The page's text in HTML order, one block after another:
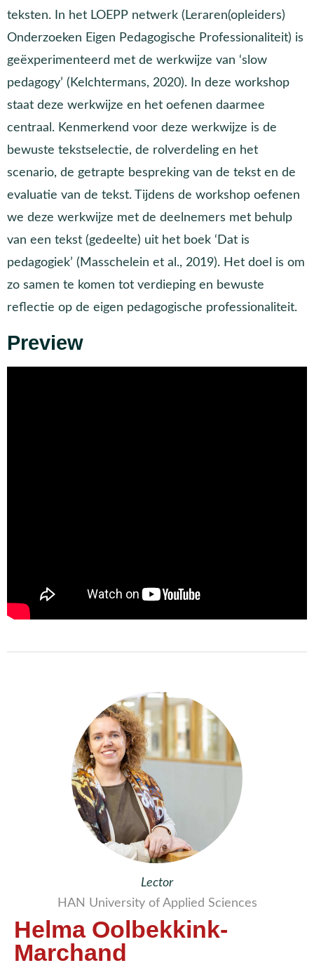
teksten. In het LOEPP netwerk (Leraren(opleiders)
Onderzoeken Eigen Pedagogische Professionaliteit) is
geëxperimenteerd met de werkwijze van ‘slow
pedagogy’ (Kelchtermans, 2020). In deze workshop
staat deze werkwijze en het oefenen daarmee
centraal. Kenmerkend voor deze werkwijze is de
bewuste tekstselectie, de rolverdeling en het
scenario, de getrapte bespreking van de tekst en de
evaluatie van de tekst. Tijdens de workshop oefenen
we deze werkwijze met de deelnemers met behulp
van een tekst (gedeelte) uit het boek ‘Dat is
pedagogiek’ (Masschelein et al., 2019). Het doel is om
zo samen te komen tot verdieping en bewuste
reflectie op de eigen pedagogische professionaliteit.
Preview
Lector
HAN University of Applied Sciences
Helma Oolbekkink-
Marchand